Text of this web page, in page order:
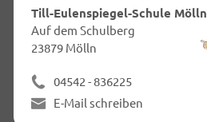
Till-Eulenspiegel-Schule Mölln
Auf dem Schulberg
23879 Mölln
04542 - 836225
E-Mail schreiben